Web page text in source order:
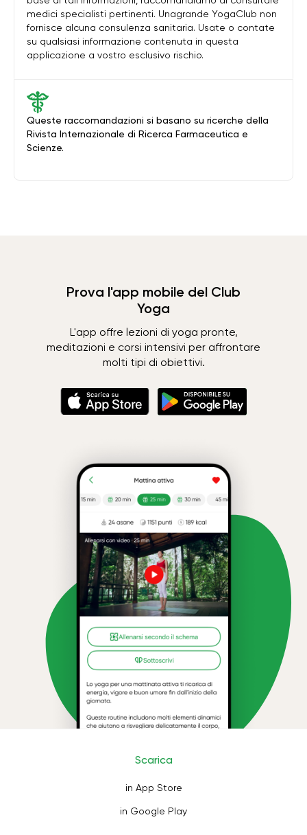
Queste raccomandazioni si basano su ricerche della
Rivista Internazionale di Ricerca Farmaceutica e
Scienze.
medici specialisti pertinenti. Unagrande YogaClub non
fornisce alcuna consulenza sanitaria. Usate o contate
su qualsiasi informazione contenuta in questa
applicazione a vostro esclusivo rischio.
Prova l'app mobile del Club
Yoga
L'app offre lezioni di yoga pronte,
meditazioni e corsi intensivi per affrontare
molti tipi di obiettivi.
Scarica
in App Store
in Google Play